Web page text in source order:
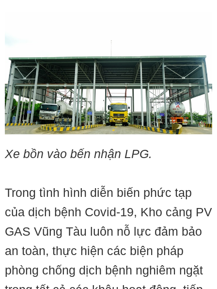
Xe bồn vào bến nhận LPG.
Trong tình hình diễn biến phức tạp
của dịch bệnh Covid-19, Kho cảng PV
GAS Vũng Tàu luôn nỗ lực đảm bảo
an toàn, thực hiện các biện pháp
phòng chống dịch bệnh nghiêm ngặt